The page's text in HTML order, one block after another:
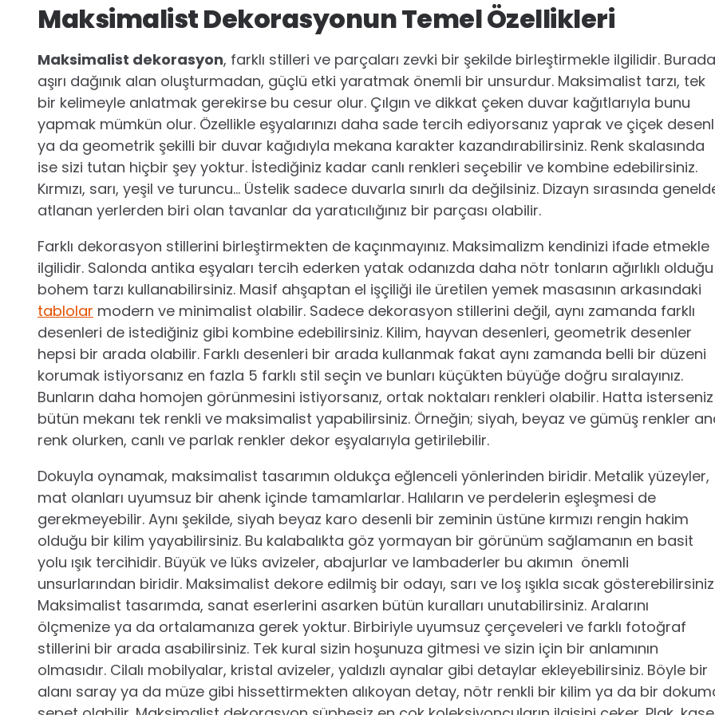
Maksimalist Dekorasyonun Temel Özellikleri
Maksimalist dekorasyon, farklı stilleri ve parçaları zevki bir şekilde birleştirmekle ilgilidir. Burada
aşırı dağınık alan oluşturmadan, güçlü etki yaratmak önemli bir unsurdur. Maksimalist tarzı, tek
bir kelimeyle anlatmak gerekirse bu cesur olur. Çılgın ve dikkat çeken duvar kağıtlarıyla bunu
yapmak mümkün olur. Özellikle eşyalarınızı daha sade tercih ediyorsanız yaprak ve çiçek
ya da geometrik şekilli bir duvar kağıdıyla mekana karakter kazandırabilirsiniz. Renk skalasında
ise sizi tutan hiçbir şey yoktur. İstediğiniz kadar canlı renkleri seçebilir ve kombine edebilirsiniz.
Kırmızı, sarı, yeşil ve turuncu… Üstelik sadece duvarla sınırlı da değilsiniz. Dizayn sırasında
atlanan yerlerden biri olan tavanlar da yaratıcılığınız bir parçası olabilir.
Farklı dekorasyon stillerini birleştirmekten de kaçınmayınız. Maksimalizm kendinizi ifade etmekle
ilgilidir. Salonda antika eşyaları tercih ederken yatak odanızda daha nötr tonların ağırlıklı olduğu
bohem tarzı kullanabilirsiniz. Masif ahşaptan el işçiliği ile üretilen yemek masasının arkasındaki
tablolar modern ve minimalist olabilir. Sadece dekorasyon stillerini değil, aynı zamanda farklı
desenleri de istediğiniz gibi kombine edebilirsiniz. Kilim, hayvan desenleri, geometrik desenler
hepsi bir arada olabilir. Farklı desenleri bir arada kullanmak fakat aynı zamanda belli bir düzeni
korumak istiyorsanız en fazla 5 farklı stil seçin ve bunları küçükten büyüğe doğru sıralayınız.
Bunların daha homojen görünmesini istiyorsanız, ortak noktaları renkleri olabilir. Hatta isterseniz
bütün mekanı tek renkli ve maksimalist yapabilirsiniz. Örneğin; siyah, beyaz ve gümüş renkler
renk olurken, canlı ve parlak renkler dekor eşyalarıyla getirilebilir.
Dokuyla oynamak, maksimalist tasarımın oldukça eğlenceli yönlerinden biridir. Metalik yüzeyler,
mat olanları uyumsuz bir ahenk içinde tamamlarlar. Halıların ve perdelerin eşleşmesi de
gerekmeyebilir. Aynı şekilde, siyah beyaz karo desenli bir zeminin üstüne kırmızı rengin hakim
olduğu bir kilim yayabilirsiniz. Bu kalabalıkta göz yormayan bir görünüm sağlamanın en basit
yolu ışık tercihidir. Büyük ve lüks avizeler, abajurlar ve lambaderler bu akımın önemli
unsurlarından biridir. Maksimalist dekore edilmiş bir odayı, sarı ve loş ışıkla sıcak
Maksimalist tasarımda, sanat eserlerini asarken bütün kuralları unutabilirsiniz. Aralarını
ölçmenize ya da ortalamanıza gerek yoktur. Birbiriyle uyumsuz çerçeveleri ve farklı fotoğraf
stillerini bir arada asabilirsiniz. Tek kural sizin hoşunuza gitmesi ve sizin için bir anlamının
olmasıdır. Cilalı mobilyalar, kristal avizeler, yaldızlı aynalar gibi detaylar ekleyebilirsiniz. Böyle bir
alanı saray ya da müze gibi hissettirmekten alıkoyan detay, nötr renkli bir kilim ya da bir